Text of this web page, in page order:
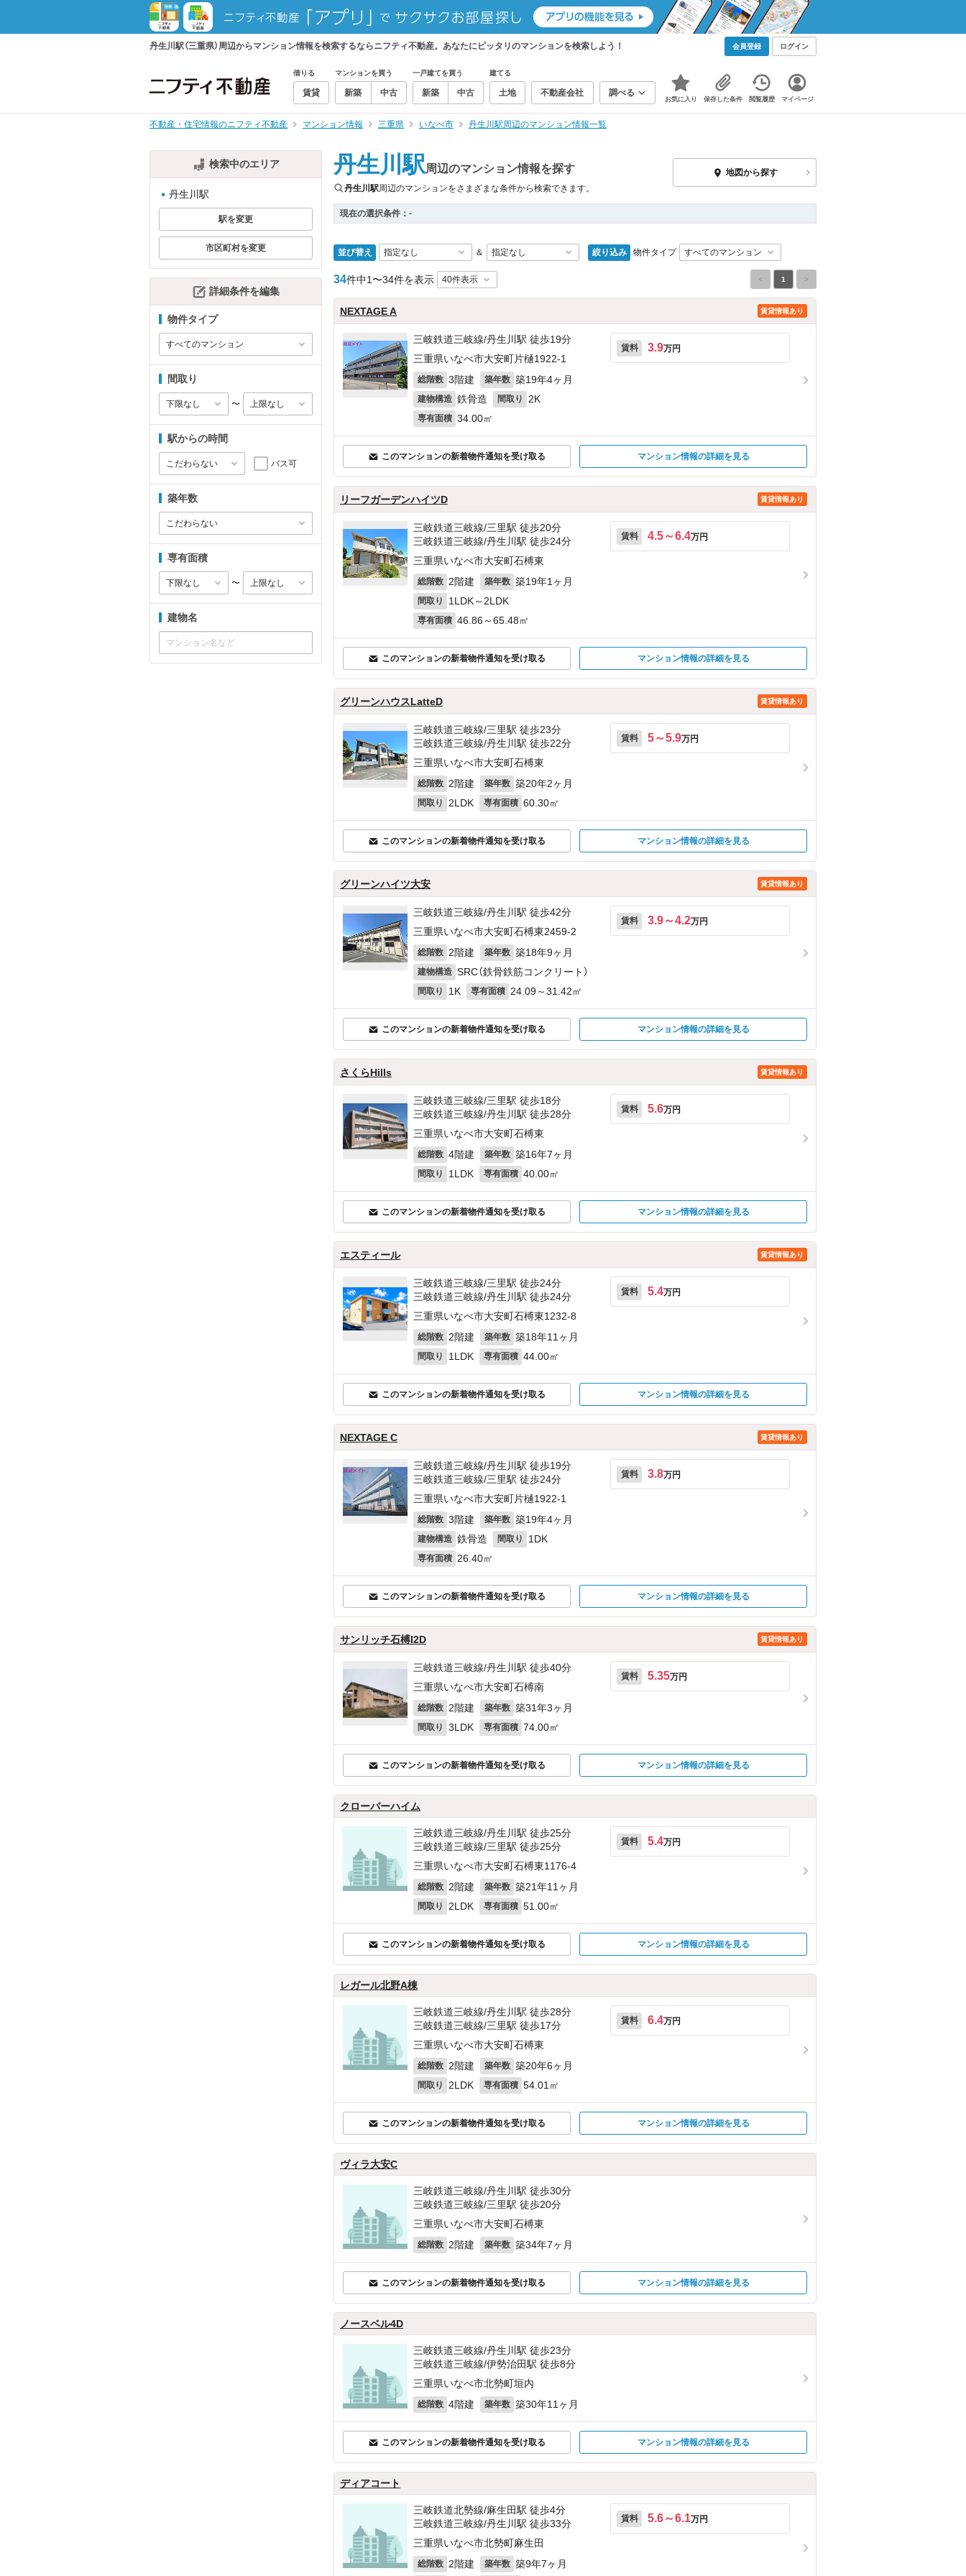
丹生川駅（三重県）周辺からマンション情報を検索するならニフティ不動産。あなたにピッタリのマンションを検索しよう！ 会員登録 ログイン
借りる
賃貸
マンションを買う
新築 中古
一戸建てを買う
新築 中古
建てる
土地 不動産会社 調べる
お気に入り 保存した条件 閲覧履歴 マイページ
不動産・住宅情報のニフティ不動産 マンション情報 三重県 いなべ市 丹生川駅周辺のマンション情報一覧
検索中のエリア
丹生川駅
駅を変更
市区町村を変更
詳細条件を編集
物件タイプ
間取り
〜
駅からの時間
バス可
築年数
専有面積
〜
建物名
丹生川駅周辺のマンション情報を探す
丹生川駅周辺のマンションをさまざまな条件から検索できます。
地図から探す
現在の選択条件： -
並び替え ＆ 絞り込み 物件タイプ
34件中1〜34件を表示 < 1 >
NEXTAGE A 賃貸情報あり
三岐鉄道三岐線/丹生川駅 徒歩19分
三重県いなべ市大安町片樋1922‐1
総階数 3階建 築年数 築19年4ヶ月
建物構造 鉄骨造 間取り 2K
専有面積 34.00㎡
賃料 3.9万円
このマンションの新着物件通知を受け取る マンション情報の詳細を見る
リーフガーデンハイツD 賃貸情報あり
三岐鉄道三岐線/三里駅 徒歩20分
三岐鉄道三岐線/丹生川駅 徒歩24分
三重県いなべ市大安町石榑東
総階数 2階建 築年数 築19年1ヶ月
間取り 1LDK～2LDK
専有面積 46.86～65.48㎡
賃料 4.5～6.4万円
このマンションの新着物件通知を受け取る マンション情報の詳細を見る
グリーンハウスLatteD 賃貸情報あり
三岐鉄道三岐線/三里駅 徒歩23分
三岐鉄道三岐線/丹生川駅 徒歩22分
三重県いなべ市大安町石榑東
総階数 2階建 築年数 築20年2ヶ月
間取り 2LDK 専有面積 60.30㎡
賃料 5～5.9万円
このマンションの新着物件通知を受け取る マンション情報の詳細を見る
グリーンハイツ大安 賃貸情報あり
三岐鉄道三岐線/丹生川駅 徒歩42分
三重県いなべ市大安町石榑東2459‐2
総階数 2階建 築年数 築18年9ヶ月
建物構造 SRC（鉄骨鉄筋コンクリート）
間取り 1K 専有面積 24.09～31.42㎡
賃料 3.9～4.2万円
このマンションの新着物件通知を受け取る マンション情報の詳細を見る
さくらHills 賃貸情報あり
三岐鉄道三岐線/三里駅 徒歩18分
三岐鉄道三岐線/丹生川駅 徒歩28分
三重県いなべ市大安町石榑東
総階数 4階建 築年数 築16年7ヶ月
間取り 1LDK 専有面積 40.00㎡
賃料 5.6万円
このマンションの新着物件通知を受け取る マンション情報の詳細を見る
エスティール 賃貸情報あり
三岐鉄道三岐線/三里駅 徒歩24分
三岐鉄道三岐線/丹生川駅 徒歩24分
三重県いなべ市大安町石榑東1232‐8
総階数 2階建 築年数 築18年11ヶ月
間取り 1LDK 専有面積 44.00㎡
賃料 5.4万円
このマンションの新着物件通知を受け取る マンション情報の詳細を見る
NEXTAGE C 賃貸情報あり
三岐鉄道三岐線/丹生川駅 徒歩19分
三岐鉄道三岐線/三里駅 徒歩24分
三重県いなべ市大安町片樋1922‐1
総階数 3階建 築年数 築19年4ヶ月
建物構造 鉄骨造 間取り 1DK
専有面積 26.40㎡
賃料 3.8万円
このマンションの新着物件通知を受け取る マンション情報の詳細を見る
サンリッチ石榑I2D 賃貸情報あり
三岐鉄道三岐線/丹生川駅 徒歩40分
三重県いなべ市大安町石榑南
総階数 2階建 築年数 築31年3ヶ月
間取り 3LDK 専有面積 74.00㎡
賃料 5.35万円
このマンションの新着物件通知を受け取る マンション情報の詳細を見る
クローバーハイム
三岐鉄道三岐線/丹生川駅 徒歩25分
三岐鉄道三岐線/三里駅 徒歩25分
三重県いなべ市大安町石榑東1176‐4
総階数 2階建 築年数 築21年11ヶ月
間取り 2LDK 専有面積 51.00㎡
賃料 5.4万円
このマンションの新着物件通知を受け取る マンション情報の詳細を見る
レガール北野A棟
三岐鉄道三岐線/丹生川駅 徒歩28分
三岐鉄道三岐線/三里駅 徒歩17分
三重県いなべ市大安町石榑東
総階数 2階建 築年数 築20年6ヶ月
間取り 2LDK 専有面積 54.01㎡
賃料 6.4万円
このマンションの新着物件通知を受け取る マンション情報の詳細を見る
ヴィラ大安C
三岐鉄道三岐線/丹生川駅 徒歩30分
三岐鉄道三岐線/三里駅 徒歩20分
三重県いなべ市大安町石榑東
総階数 2階建 築年数 築34年7ヶ月
このマンションの新着物件通知を受け取る マンション情報の詳細を見る
ノースベル4D
三岐鉄道三岐線/丹生川駅 徒歩23分
三岐鉄道三岐線/伊勢治田駅 徒歩8分
三重県いなべ市北勢町垣内
総階数 4階建 築年数 築30年11ヶ月
このマンションの新着物件通知を受け取る マンション情報の詳細を見る
ディアコート
三岐鉄道北勢線/麻生田駅 徒歩4分
三岐鉄道三岐線/丹生川駅 徒歩33分
三重県いなべ市北勢町麻生田
総階数 2階建 築年数 築9年7ヶ月
賃料 5.6～6.1万円